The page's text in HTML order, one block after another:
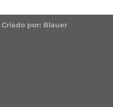
Criado por: Blauer